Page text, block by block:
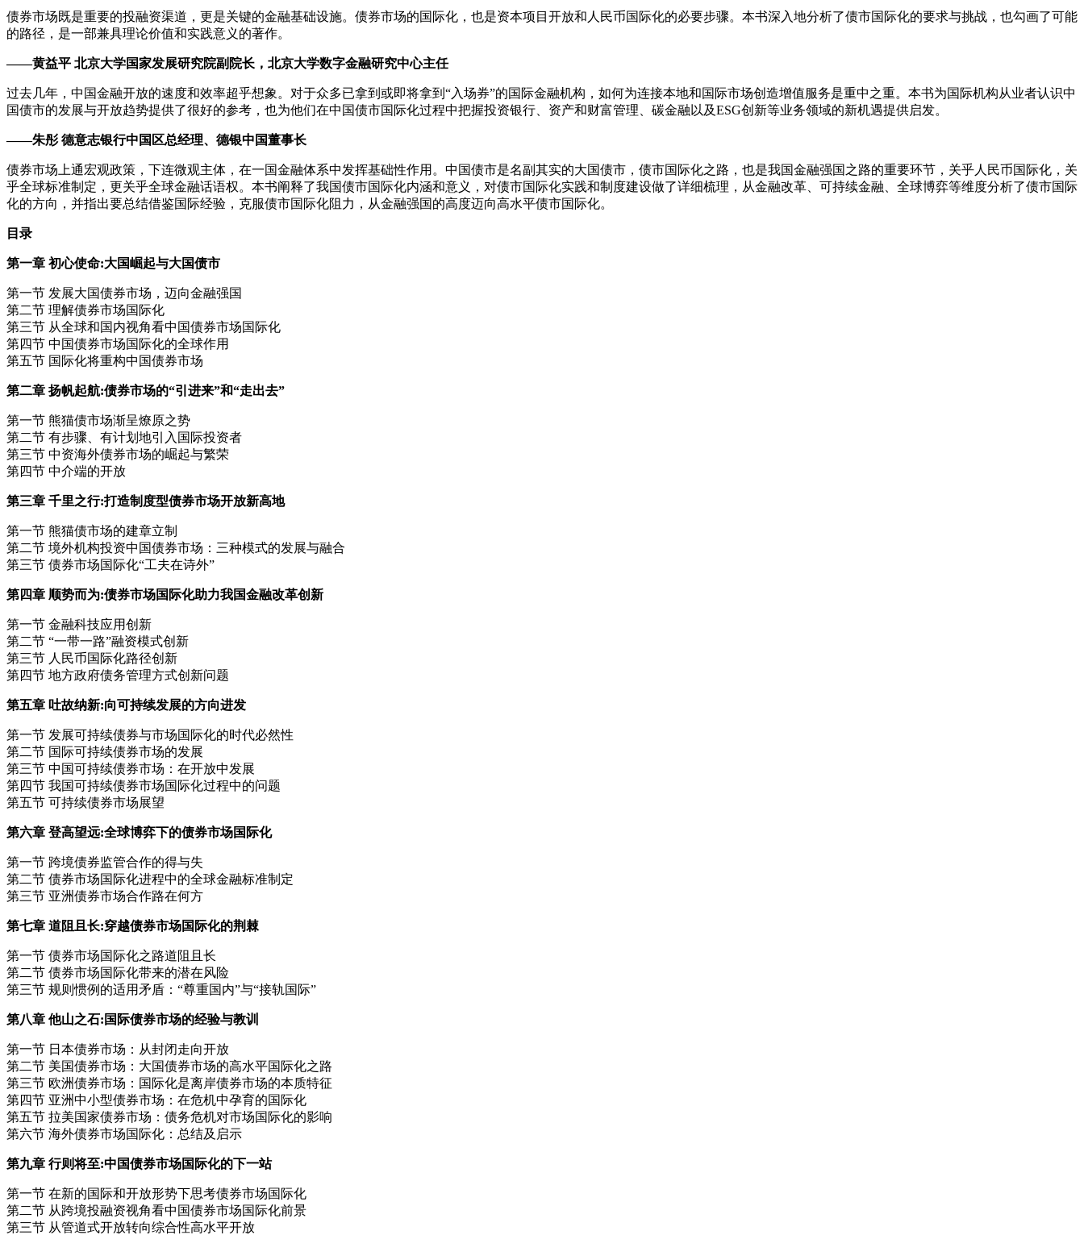
债券市场既是重要的投融资渠道，更是关键的金融基础设施。债券市场的国际化，也是资本项目开放和人民币国际化的必要步骤。本书深入地分析了债市国际化的要求与挑战，也勾画了可能
的路径，是一部兼具理论价值和实践意义的著作。
——黄益平 北京大学国家发展研究院副院长，北京大学数字金融研究中心主任
过去几年，中国金融开放的速度和效率超乎想象。对于众多已拿到或即将拿到“入场券”的国际金融机构，如何为连接本地和国际市场创造增值服务是重中之重。本书为国际机构从业者认识中
国债市的发展与开放趋势提供了很好的参考，也为他们在中国债市国际化过程中把握投资银行、资产和财富管理、碳金融以及ESG创新等业务领域的新机遇提供启发。
——朱彤 德意志银行中国区总经理、德银中国董事长
债券市场上通宏观政策，下连微观主体，在一国金融体系中发挥基础性作用。中国债市是名副其实的大国债市，债市国际化之路，也是我国金融强国之路的重要环节，关乎人民币国际化，关
乎全球标准制定，更关乎全球金融话语权。本书阐释了我国债市国际化内涵和意义，对债市国际化实践和制度建设做了详细梳理，从金融改革、可持续金融、全球博弈等维度分析了债市国际
化的方向，并指出要总结借鉴国际经验，克服债市国际化阻力，从金融强国的高度迈向高水平债市国际化。
目录
第一章 初心使命:大国崛起与大国债市
第一节 发展大国债券市场，迈向金融强国
第二节 理解债券市场国际化
第三节 从全球和国内视角看中国债券市场国际化
第四节 中国债券市场国际化的全球作用
第五节 国际化将重构中国债券市场
第二章 扬帆起航:债券市场的“引进来”和“走出去”
第一节 熊猫债市场渐呈燎原之势
第二节 有步骤、有计划地引入国际投资者
第三节 中资海外债券市场的崛起与繁荣
第四节 中介端的开放
第三章 千里之行:打造制度型债券市场开放新高地
第一节 熊猫债市场的建章立制
第二节 境外机构投资中国债券市场：三种模式的发展与融合
第三节 债券市场国际化“工夫在诗外”
第四章 顺势而为:债券市场国际化助力我国金融改革创新
第一节 金融科技应用创新
第二节 “一带一路”融资模式创新
第三节 人民币国际化路径创新
第四节 地方政府债务管理方式创新问题
第五章 吐故纳新:向可持续发展的方向进发
第一节 发展可持续债券与市场国际化的时代必然性
第二节 国际可持续债券市场的发展
第三节 中国可持续债券市场：在开放中发展
第四节 我国可持续债券市场国际化过程中的问题
第五节 可持续债券市场展望
第六章 登高望远:全球博弈下的债券市场国际化
第一节 跨境债券监管合作的得与失
第二节 债券市场国际化进程中的全球金融标准制定
第三节 亚洲债券市场合作路在何方
第七章 道阻且长:穿越债券市场国际化的荆棘
第一节 债券市场国际化之路道阻且长
第二节 债券市场国际化带来的潜在风险
第三节 规则惯例的适用矛盾：“尊重国内”与“接轨国际”
第八章 他山之石:国际债券市场的经验与教训
第一节 日本债券市场：从封闭走向开放
第二节 美国债券市场：大国债券市场的高水平国际化之路
第三节 欧洲债券市场：国际化是离岸债券市场的本质特征
第四节 亚洲中小型债券市场：在危机中孕育的国际化
第五节 拉美国家债券市场：债务危机对市场国际化的影响
第六节 海外债券市场国际化：总结及启示
第九章 行则将至:中国债券市场国际化的下一站
第一节 在新的国际和开放形势下思考债券市场国际化
第二节 从跨境投融资视角看中国债券市场国际化前景
第三节 从管道式开放转向综合性高水平开放